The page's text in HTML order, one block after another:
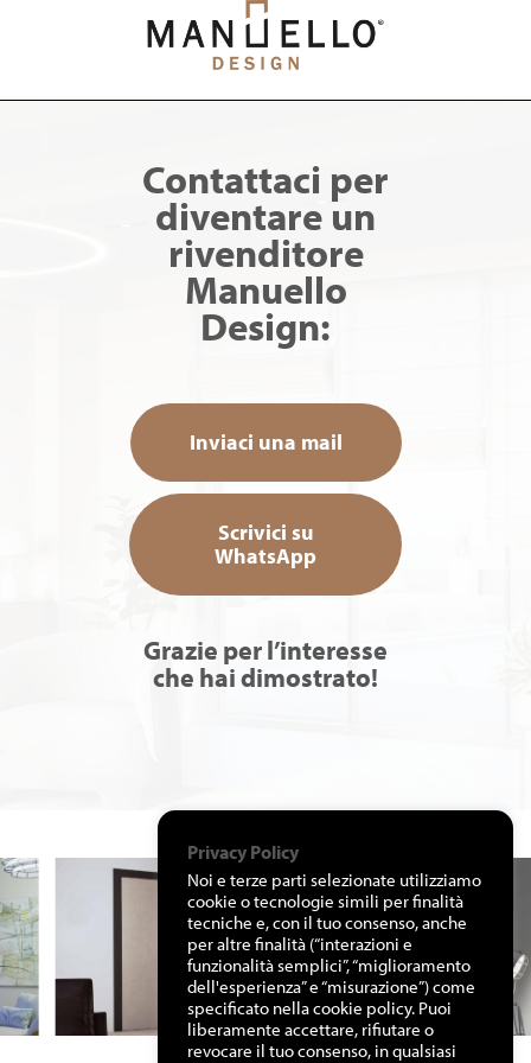
Contattaci per
diventare un
rivenditore
Manuello
Design:
Inviaci una mail
Scrivici su
WhatsApp
Grazie per l’interesse
che hai dimostrato!
Privacy Policy
Noi e terze parti selezionate utilizziamo
cookie o tecnologie simili per finalità
tecniche e, con il tuo consenso, anche
per altre finalità (“interazioni e
funzionalità semplici”, “miglioramento
dell'esperienza” e “misurazione”) come
specificato nella cookie policy. Puoi
liberamente accettare, rifiutare o
revocare il tuo consenso, in qualsiasi